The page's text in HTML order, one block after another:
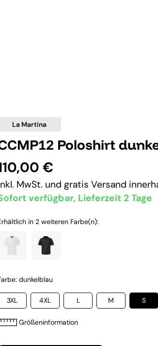
La Martina
Poloshirt
€
MwSt. und gratis Versand
verfügbar, Lieferzeit 2 Tage
in 2 weiteren Farbe(n):
dunkelblau
3XL 4XL L M S
Größeninformation